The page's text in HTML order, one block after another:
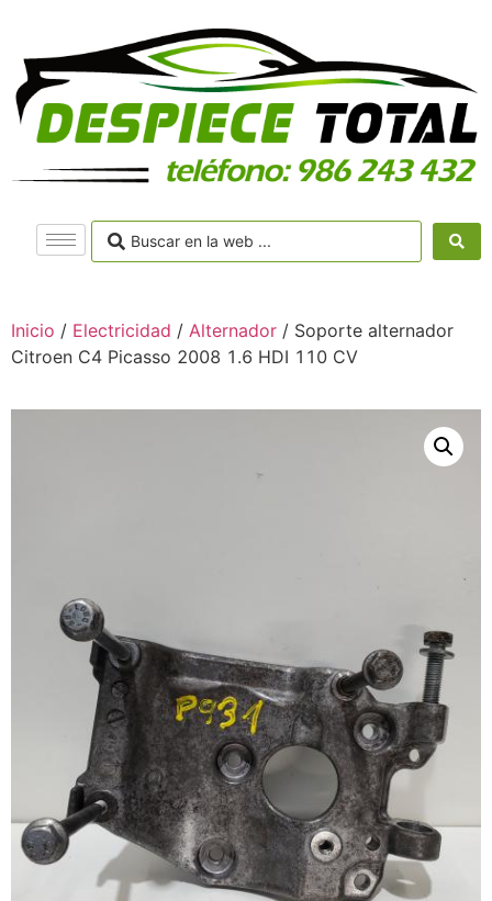
Inicio / Electricidad / Alternador / Soporte alternador
Citroen C4 Picasso 2008 1.6 HDI 110 CV